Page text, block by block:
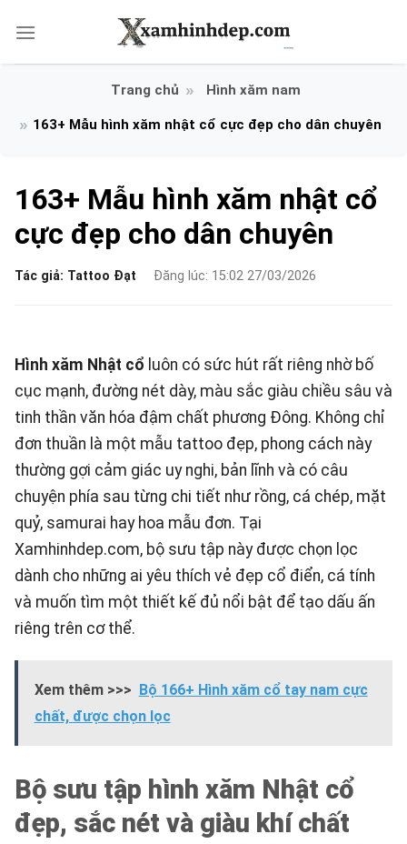
qua
Hình xăm nam
163+ Mẫu hình xăm nhật cổ cực đẹp cho dân chuyên
163+ Mẫu hình xăm nhật cổ
cực đẹp cho dân chuyên
Tác giả: Tattoo Đạt Đăng lúc: 15:02 27/03/2026
Hình xăm Nhật cổ luôn có sức hút rất riêng nhờ bố
cục mạnh, đường nét dày, màu sắc giàu chiều sâu và
tinh thần văn hóa đậm chất phương Đông. Không chỉ
đơn thuần là một mẫu tattoo đẹp, phong cách này
thường gợi cảm giác uy nghi, bản lĩnh và có câu
chuyện phía sau từng chi tiết như rồng, cá chép, mặt
quỷ, samurai hay hoa mẫu đơn. Tại
Xamhinhdep.com, bộ sưu tập này được chọn lọc
dành cho những ai yêu thích vẻ đẹp cổ điển, cá tính
và muốn tìm một thiết kế đủ nổi bật để tạo dấu ấn
riêng trên cơ thể.
Xem thêm >>> Bộ 166+ Hình xăm cổ tay nam cực
chất, được chọn lọc
Bộ sưu tập hình xăm Nhật cổ
đẹp, sắc nét và giàu khí chất